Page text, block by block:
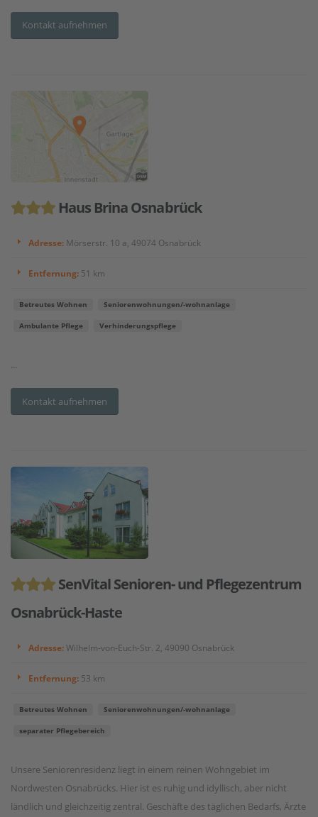
Kontakt aufnehmen
Haus Brina Osnabrück
Adresse: Mörserstr. 10 a, 49074 Osnabrück
Entfernung: 51 km
Betreutes Wohnen Seniorenwohnungen/-wohnanlage
Ambulante Pflege Verhinderungspflege
...
Kontakt aufnehmen
SenVital Senioren- und Pflegezentrum
Osnabrück-Haste
Adresse:Wilhelm-von-Euch-Str. 2, 49090 Osnabrück
Entfernung: 53 km
Betreutes Wohnen Seniorenwohnungen/-wohnanlage
separater Pflegebereich
Unsere Seniorenresidenz liegt in einem reinen Wohngebiet im
Nordwesten Osnabrücks. Hier ist es ruhig und idyllisch, aber nicht
ländlich und gleichzeitig zentral. Geschäfte des täglichen Bedarfs, Ärzte